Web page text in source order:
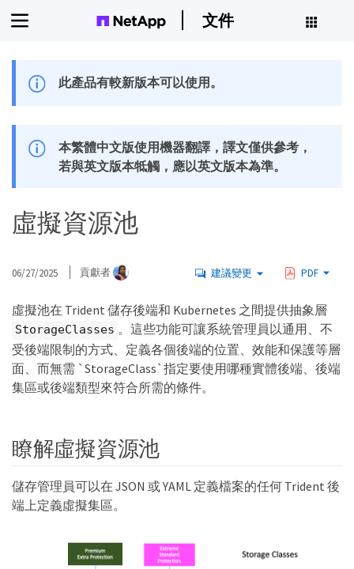
文件
此產品有較新版本可以使用。
本繁體中文版使用機器翻譯，譯文僅供參考，
若與英文版本牴觸，應以英文版本為準。
虛擬資源池
06/27/2025 貢獻者 建議變更 PDF
虛擬池在 Trident 儲存後端和 Kubernetes 之間提供抽象層
StorageClasses 。這些功能可讓系統管理員以通用、不
受後端限制的方式、定義各個後端的位置、效能和保護等層
面、而無需 `StorageClass`指定要使用哪種實體後端、後端
集區或後端類型來符合所需的條件。
瞭解虛擬資源池
儲存管理員可以在 JSON 或 YAML 定義檔案的任何 Trident 後
端上定義虛擬集區。